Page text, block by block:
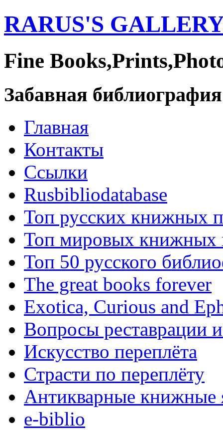
RARUS'S
Fine
Забавная библиография
Главная
Контакты
Ссылки
Rusbibliodatabase
Топ русских книжных
Топ мировых книжных
Топ 50 русского
The great books forever
Exotica, Curious and
Вопросы реставрации
Искусство переплёта
Страсти по переплёту
Антикварные книжные
e-biblio